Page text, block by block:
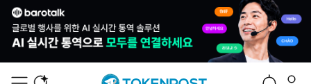
XRP (XRP) ₩1,457(+1.37%)